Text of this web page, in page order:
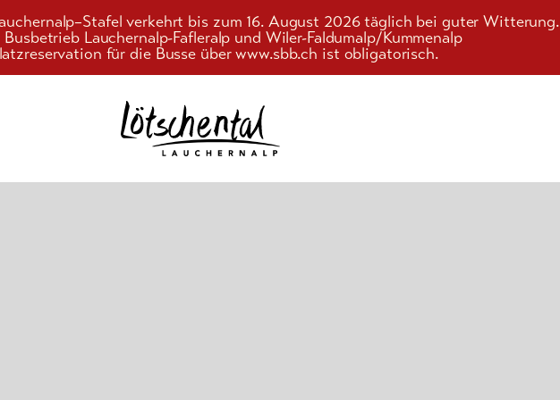
verkehrt bis zum 16. August 2026 täglich bei guter Witterung.
Busbetrieb Lauchernalp-Fafleralp und Wiler-Faldumalp/Kummenalp
für die Busse über www.sbb.ch ist obligatorisch.